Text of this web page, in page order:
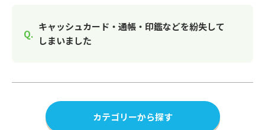
キャッシュカード・通帳・印鑑などを紛失して
しまいました
カテゴリーから探す